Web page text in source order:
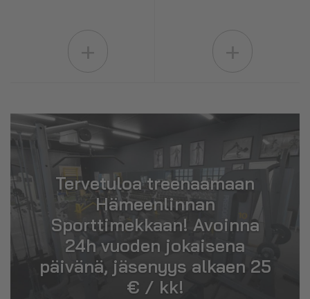
Tervetuloa treenaamaan
Hämeenlinnan
Sporttimekkaan! Avoinna
24h vuoden jokaisena
päivänä, jäsenyys alkaen 25
€ / kk!